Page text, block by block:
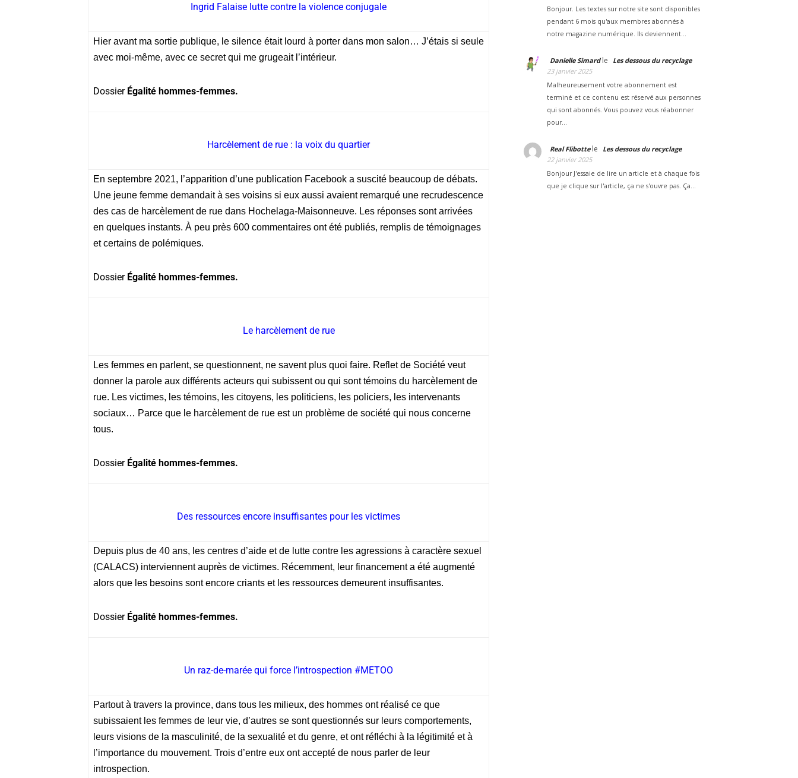
Ingrid Falaise lutte contre la violence conjugale
Hier avant ma sortie publique, le silence était lourd à porter dans mon salon… J’étais si seule
avec moi-même, avec ce secret qui me grugeait l’intérieur.
Dossier Égalité hommes-femmes.
Harcèlement de rue : la voix du quartier
En septembre 2021, l’apparition d’une publication Facebook a suscité beaucoup de débats.
Une jeune femme demandait à ses voisins si eux aussi avaient remarqué une recrudescence
des cas de harcèlement de rue dans Hochelaga-Maisonneuve. Les réponses sont arrivées
en quelques instants. À peu près 600 commentaires ont été publiés, remplis de témoignages
et certains de polémiques.
Dossier Égalité hommes-femmes.
Le harcèlement de rue
Les femmes en parlent, se questionnent, ne savent plus quoi faire. Reflet de Société veut
donner la parole aux différents acteurs qui subissent ou qui sont témoins du harcèlement de
rue. Les victimes, les témoins, les citoyens, les politiciens, les policiers, les intervenants
sociaux… Parce que le harcèlement de rue est un problème de société qui nous concerne
tous.
Dossier Égalité hommes-femmes.
Des ressources encore insuffisantes pour les victimes
Depuis plus de 40 ans, les centres d’aide et de lutte contre les agressions à caractère sexuel
(CALACS) interviennent auprès de victimes. Récemment, leur financement a été augmenté
alors que les besoins sont encore criants et les ressources demeurent insuffisantes.
Dossier Égalité hommes-femmes.
Un raz-de-marée qui force l’introspection #METOO
Partout à travers la province, dans tous les milieux, des hommes ont réalisé ce que
subissaient les femmes de leur vie, d’autres se sont questionnés sur leurs comportements,
leurs visions de la masculinité, de la sexualité et du genre, et ont réfléchi à la légitimité et à
l’importance du mouvement. Trois d’entre eux ont accepté de nous parler de leur
introspection.
Bonjour. Les textes sur notre site sont disponibles
pendant 6 mois qu'aux membres abonnés à
notre magazine numérique. Ils deviennent…
Danielle Simardle
Les dessous du recyclage
23 janvier 2025
Malheureusement votre abonnement est
terminé et ce contenu est réservé aux personnes
qui sont abonnés. Vous pouvez vous réabonner
pour…
Real Flibottele
Les dessous du recyclage
22 janvier 2025
Bonjour J'essaie de lire un article et à chaque fois
que je clique sur l'article, ça ne s'ouvre pas. Ça…